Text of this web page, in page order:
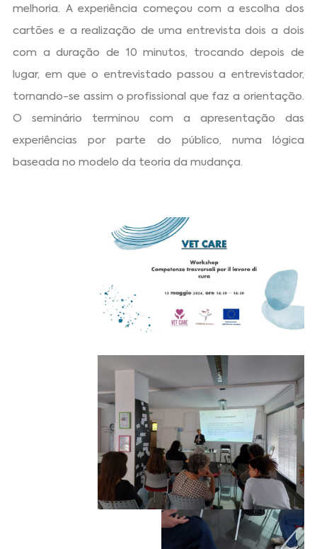
melhoria. A experiência começou com a escolha dos
cartões e a realização de uma entrevista dois a dois
com a duração de 10 minutos, trocando depois de
lugar, em que o entrevistado passou a entrevistador,
tornando-se assim o profissional que faz a orientação.
O seminário terminou com a apresentação das
experiências por parte do público, numa lógica
baseada no modelo da teoria da mudança.